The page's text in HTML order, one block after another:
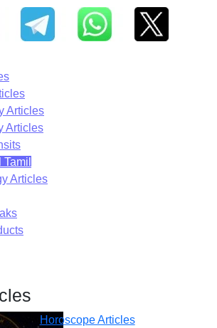
Articles
Articles
Articles
Horoscope Articles